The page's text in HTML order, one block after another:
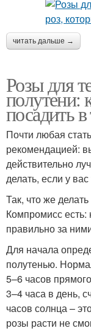
читать дальше →
Розы для
полутени:
посадить
Почти любая
рекомендацией:
действительно
делать, если у
Так, что же
Компромисс
правильно за
Для начала
полутенью.
5–6 часов
3–4 часа в день,
часов солнца –
розы расти не